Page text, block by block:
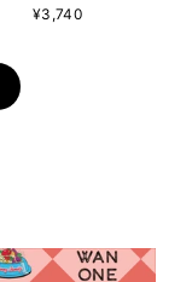
¥3,740